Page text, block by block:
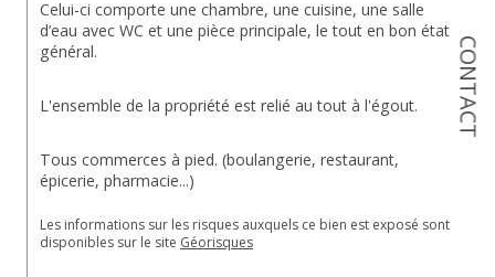
CONTACT
Celui-ci comporte une chambre, une cuisine, une salle
d’eau avec WC et une pièce principale, le tout en bon état
général.
L'ensemble de la propriété est relié au tout à l'égout.
Tous commerces à pied. (boulangerie, restaurant,
épicerie, pharmacie...)
Les informations sur les risques auxquels ce bien est exposé sont
disponibles sur le site Géorisques